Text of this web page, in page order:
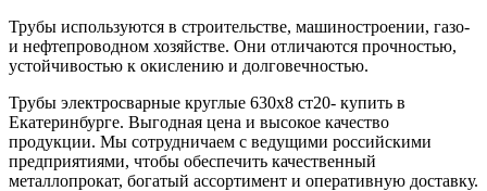
Трубы используются в строительстве, машиностроении, газо-
и нефтепроводном хозяйстве. Они отличаются прочностью,
устойчивостью к окислению и долговечностью.
Трубы электросварные круглые 630x8 ст20- купить в
Екатеринбурге. Выгодная цена и высокое качество
продукции. Мы сотрудничаем с ведущими российскими
предприятиями, чтобы обеспечить качественный
металлопрокат, богатый ассортимент и оперативную доставку.